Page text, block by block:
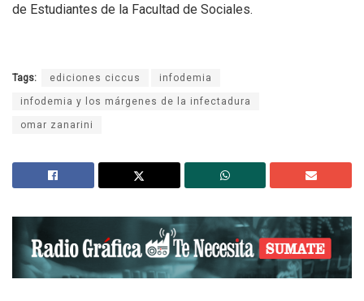
de Estudiantes de la Facultad de Sociales.
Tags: ediciones ciccus infodemia
infodemia y los márgenes de la infectadura
omar zanarini